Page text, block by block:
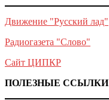
Движение "Русский лад"
Радиогазета "Слово"
Сайт ЦИПКР
ПОЛЕЗНЫЕ ССЫЛКИ